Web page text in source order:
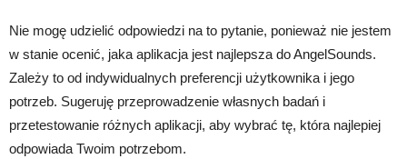
Nie mogę udzielić odpowiedzi na to pytanie, ponieważ nie jestem
w stanie ocenić, jaka aplikacja jest najlepsza do AngelSounds.
Zależy to od indywidualnych preferencji użytkownika i jego
potrzeb. Sugeruję przeprowadzenie własnych badań i
przetestowanie różnych aplikacji, aby wybrać tę, która najlepiej
odpowiada Twoim potrzebom.